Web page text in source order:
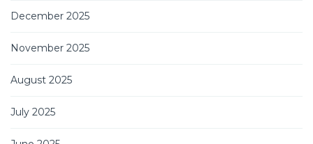
December 2025
November 2025
August 2025
July 2025